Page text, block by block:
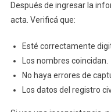
Después de ingresar la
acta. Verificá que:
Esté correctamente
Los nombres coincidan.
No haya errores de
Los datos del registro